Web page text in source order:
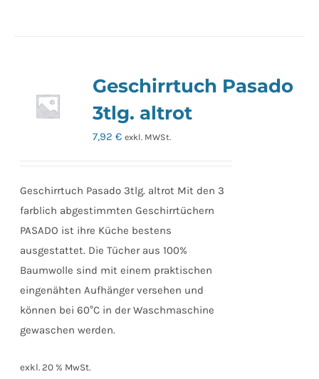
Geschirrtuch Pasado
3tlg. altrot
7,92€ exkl. MWSt.
Geschirrtuch Pasado 3tlg. altrot Mit den 3
farblich abgestimmten Geschirrtüchern
PASADO ist ihre Küche bestens
ausgestattet. Die Tücher aus 100%
Baumwolle sind mit einem praktischen
eingenähten Aufhänger versehen und
können bei 60°C in der Waschmaschine
gewaschen werden.
exkl. 20 % MwSt.